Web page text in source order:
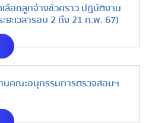
ลือกลูกจ้างชั่วคราว ปฏิบัติงาน
บัญชีและการเงิน (ขยายระยะเวลารอบ 2 ถึง 21 ก.พ. 67)
นคณะอนุกรรมการตรวจสอบฯ